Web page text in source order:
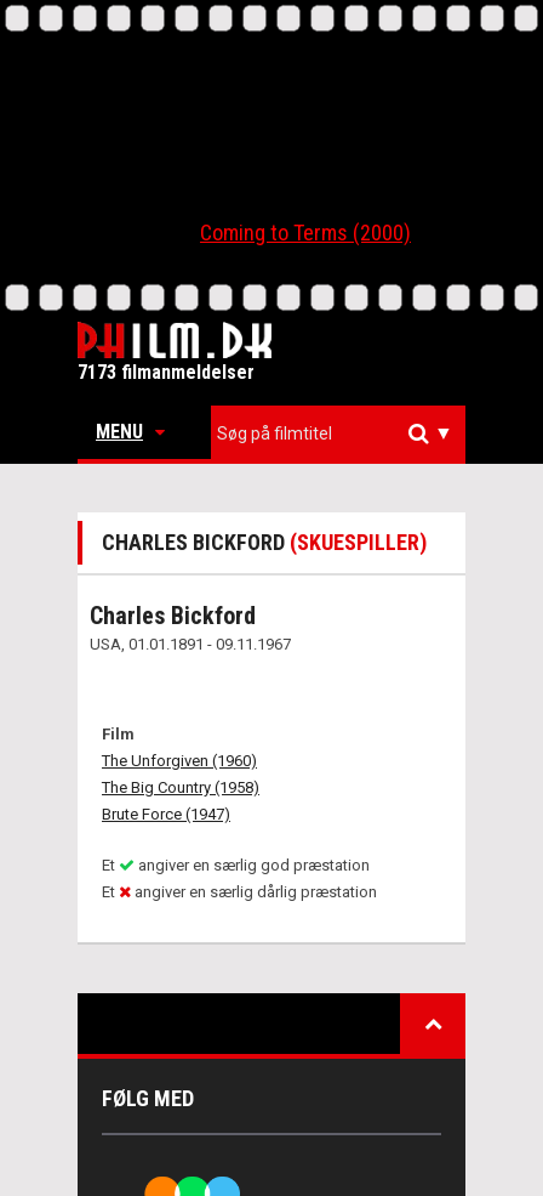
Coming to Terms (2000)
7173 filmanmeldelser
MENU ▼
CHARLES BICKFORD (SKUESPILLER)
Charles Bickford
USA, 01.01.1891 - 09.11.1967
Film
The Unforgiven (1960)
The Big Country (1958)
Brute Force (1947)
Et
angiver en særlig god præstation
Et
angiver en særlig dårlig præstation
FØLG MED